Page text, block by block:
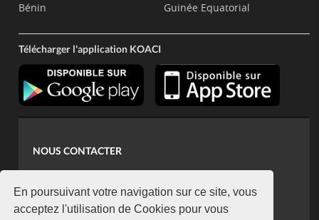
En poursuivant votre navigation sur ce site, vous
acceptez l'utilisation de Cookies pour vous
Bénin
Guinée Equatorial
Télécharger l'application KOACI
NOUS CONTACTER
koaci@yahoo.fr
+225 07 08 85 52 93